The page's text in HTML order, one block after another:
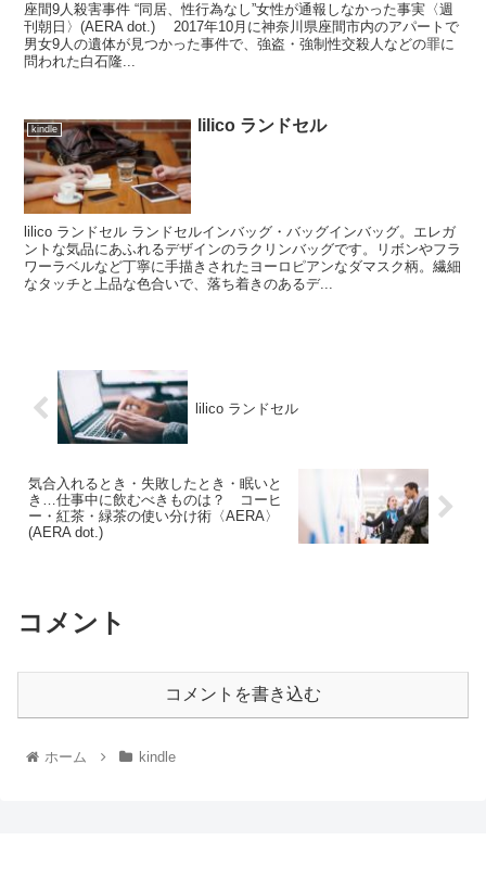
座間9人殺害事件 “同居、性行為なし”女性が通報しなかった事実〈週
刊朝日〉(AERA dot.) 2017年10月に神奈川県座間市内のアパートで
男女9人の遺体が見つかった事件で、強盗・強制性交殺人などの罪に
問われた白石隆...
kindle lilico ランドセル
lilico ランドセル ランドセルインバッグ・バッグインバッグ。エレガ
ントな気品にあふれるデザインのラクリンバッグです。リボンやフラ
ワーラベルなど丁寧に手描きされたヨーロピアンなダマスク柄。繊細
なタッチと上品な色合いで、落ち着きのあるデ...
lilico ランドセル
気合入れるとき・失敗したとき・眠いと
き…仕事中に飲むべきものは？ コーヒ
ー・紅茶・緑茶の使い分け術〈AERA〉
(AERA dot.)
コメント
コメントを書き込む
ホーム kindle